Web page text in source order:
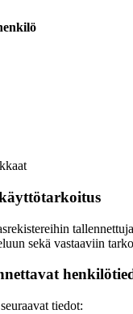
sekä vastaaviin
tiedot: